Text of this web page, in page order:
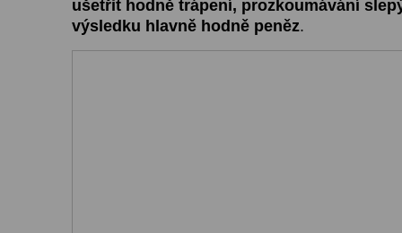
ušetřit hodně trápení, prozkoumávání
výsledku hlavně hodně peněz.